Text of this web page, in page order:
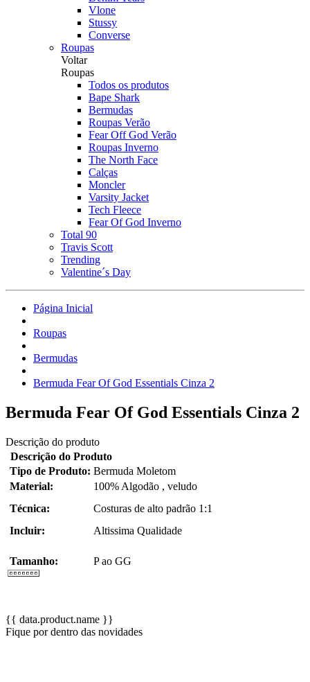
Vlone
Stussy
Converse
Roupas
Voltar
Roupas
Todos os produtos
Bape Shark
Bermudas
Roupas Verão
Fear Off God Verão
Roupas Inverno
The North Face
Calças
Moncler
Varsity Jacket
Tech Fleece
Fear Of God Inverno
Total 90
Travis Scott
Trending
Valentine´s Day
Página Inicial
Roupas
Bermudas
Bermuda Fear Of God Essentials Cinza 2
Bermuda Fear Of God Essentials Cinza 2
Descrição do produto
Descrição do Produto
Tipo de Produto: Bermuda Moletom
Material:
100% Algodão , veludo
Técnica:
Costuras de alto padrão 1:1
Incluir:
Altissima Qualidade
Tamanho: P ao GG
{{ data.product.name }}
Fique por dentro das novidades